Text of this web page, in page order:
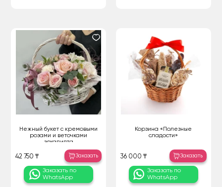
Нежный букет с кремовыми
розами и веточками
эвкалипта
42 750 ₸ Заказать
Заказать по
WhatsApp
Корзина «Полезные
сладости»
36 000 ₸ Заказать
Заказать по
WhatsApp